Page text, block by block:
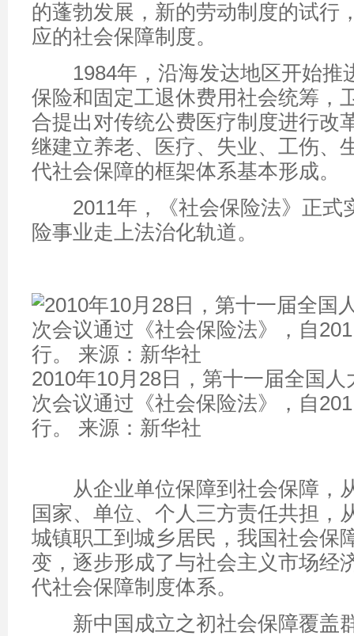
的蓬勃发展，新的劳动制度的试行
应的社会保障制度。
1984年，沿海发达地区开始推
保险和固定工退休费用社会统筹，
合提出对传统公费医疗制度进行改
继建立养老、医疗、失业、工伤、
代社会保障的框架体系基本形成。
2011年，《社会保险法》正式
险事业走上法治化轨道。
2010年10月28日，第十一届全国
次会议通过《社会保险法》，自
行。 来源：新华社
从企业单位保障到社会保障，
国家、单位、个人三方责任共担，
城镇职工到城乡居民，我国社会保
变，逐步形成了与社会主义市场经
代社会保障制度体系。
新中国成立之初社会保障覆盖